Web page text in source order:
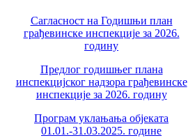
Сагласност на Годишњи план
грађевинске инспекције за 2026.
годину
Предлог годишњег плана
инспекцијског надзора грађевинске
инспекције за 2026. годину
Програм уклањања објеката
01.01.-31.03.2025. године